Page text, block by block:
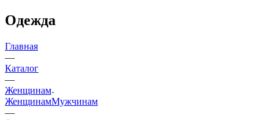
Одежда
Главная
—
Каталог
—
Женщинам
ЖенщинамМужчинам
—